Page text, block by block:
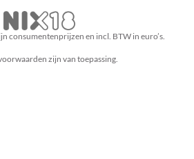
consumentenprijzen en incl. BTW in euro’s.
zijn van toepassing.